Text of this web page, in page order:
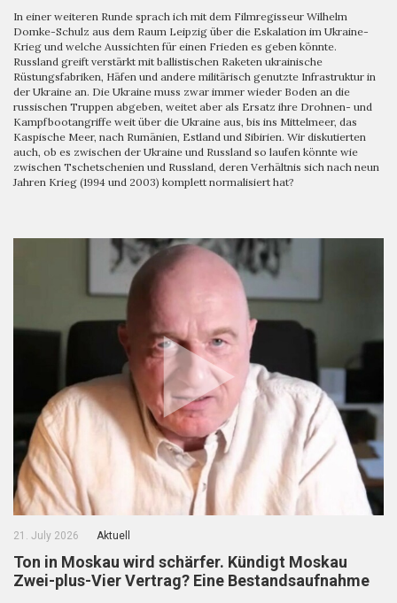
In einer weiteren Runde sprach ich mit dem Filmregisseur Wilhelm
Domke-Schulz aus dem Raum Leipzig über die Eskalation im Ukraine-
Krieg und welche Aussichten für einen Frieden es geben könnte.
Russland greift verstärkt mit ballistischen Raketen ukrainische
Rüstungsfabriken, Häfen und andere militärisch genutzte Infrastruktur in
der Ukraine an. Die Ukraine muss zwar immer wieder Boden an die
russischen Truppen abgeben, weitet aber als Ersatz ihre Drohnen- und
Kampfbootangriffe weit über die Ukraine aus, bis ins Mittelmeer, das
Kaspische Meer, nach Rumänien, Estland und Sibirien. Wir diskutierten
auch, ob es zwischen der Ukraine und Russland so laufen könnte wie
zwischen Tschetschenien und Russland, deren Verhältnis sich nach neun
Jahren Krieg (1994 und 2003) komplett normalisiert hat?
21. July 2026 Aktuell
Ton in Moskau wird schärfer. Kündigt Moskau
Zwei-plus-Vier Vertrag? Eine Bestandsaufnahme